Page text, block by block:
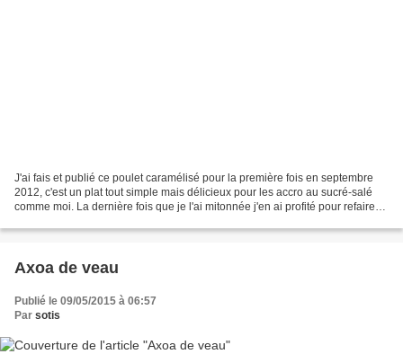
J'ai fais et publié ce poulet caramélisé pour la première fois en septembre
2012, c'est un plat tout simple mais délicieux pour les accro au sucré-salé
comme moi. La dernière fois que je l'ai mitonnée j'en ai profité pour refaire
Axoa de veau
Publié le 09/05/2015 à 06:57
Par sotis